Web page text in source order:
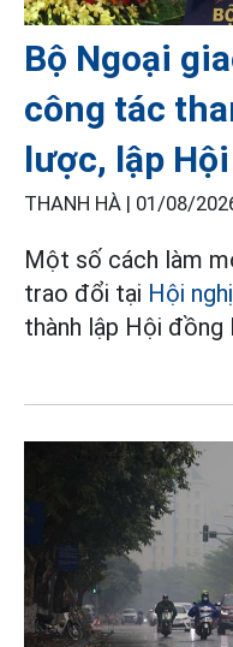
Bộ Ngoại
công tác
lược, lập
THANH HÀ | 01/08/
Một số cách làm
trao đổi tại Hội
thành lập Hội đồng